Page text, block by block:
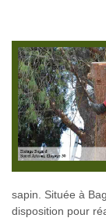
sapin. Située à
disposition pour